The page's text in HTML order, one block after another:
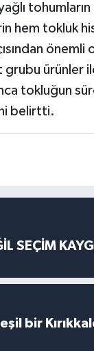
tohumların
hem tokluk
önemli
ürünler
tokluğun
belirtti.
SEÇİM
bir